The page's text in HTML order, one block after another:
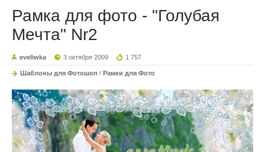
Рамка для фото - "Голубая
Мечта" Nr2
eveliwka 3 октября 2009 1 757
Шаблоны для Фотошоп / Рамки для Фото